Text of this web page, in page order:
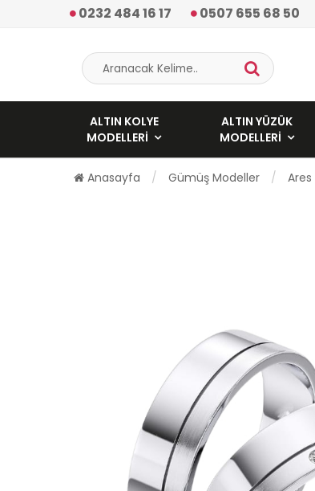
0232 484 16 17 0507 655 68 50
ALTIN KOLYE
MODELLERI
ALTIN YÜZÜK
MODELLERI
Anasayfa Gümüş Modeller